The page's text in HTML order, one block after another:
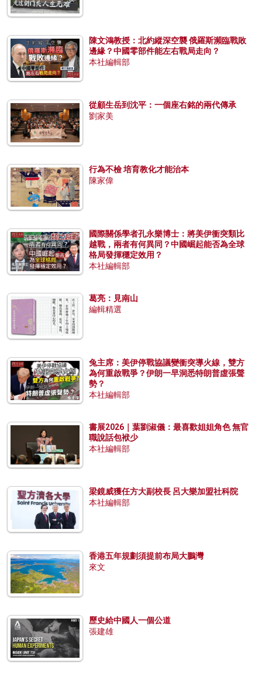
陳文鴻教授：北約縱深空襲 俄羅斯瀕臨戰敗
邊緣？中國零部件能左右戰局走向？
本社編輯部
從顧生岳到沈平：一個座右銘的兩代傳承
劉家美
行為不檢 培育教化才能治本
陳家偉
國際關係學者孔永樂博士：將美伊衝突類比
越戰，兩者有何異同？中國崛起能否為全球
格局發揮穩定效用？
本社編輯部
葛亮：見南山
編輯精選
兔主席：美伊停戰協議變衝突導火線，雙方
為何重啟戰爭？伊朗一早洞悉特朗普虛張聲
勢？
本社編輯部
書展2026｜葉劉淑儀：最喜歡姐姐角色 無官
職說話包袱少
本社編輯部
梁鏡威獲任方大副校長 呂大樂加盟社科院
本社編輯部
香港五年規劃須提前布局大鵬灣
來文
歷史給中國人一個公道
張建雄